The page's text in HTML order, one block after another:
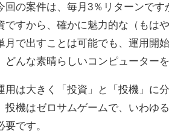
回の案件は、毎月3％リターンで
ですから、確かに魅力的な（もは
月で出すことは可能でも、運用開
どんな素晴らしいコンピューター
用は大きく「投資」と「投機」に
投機はゼロサムゲームで、いわゆ
要です。